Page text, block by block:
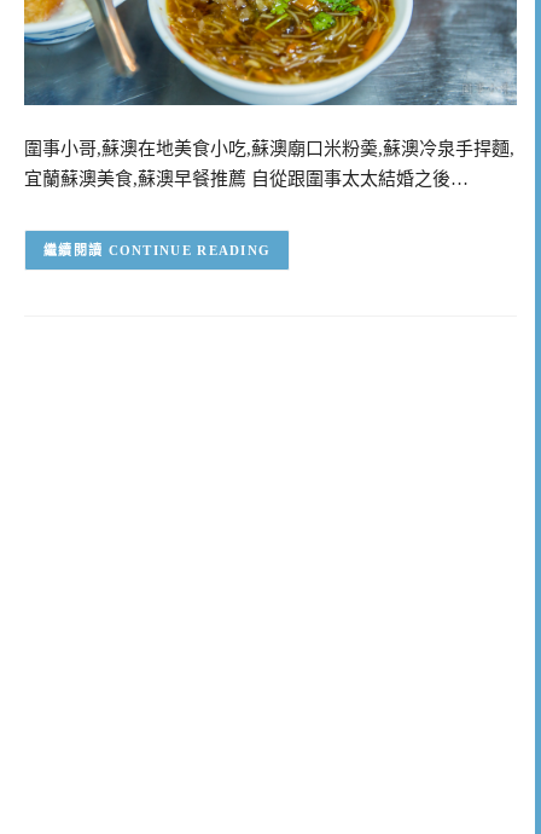
圍事小哥,蘇澳在地美食小吃,蘇澳廟口米粉羮,蘇澳冷泉手捍麵,
宜蘭蘇澳美食,蘇澳早餐推薦 自從跟圍事太太結婚之後…
CONTINUE READING